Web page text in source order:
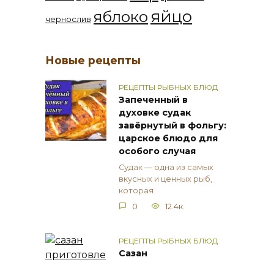
чернослив яблоко яйцо
Новые рецепты
РЕЦЕПТЫ РЫБНЫХ БЛЮД
Запеченный в
духовке судак
завёрнутый в фольгу:
царское блюдо для
особого случая
Судак — одна из самых
вкусных и ценных рыб,
которая
0
12.4к.
РЕЦЕПТЫ РЫБНЫХ БЛЮД
Сазан